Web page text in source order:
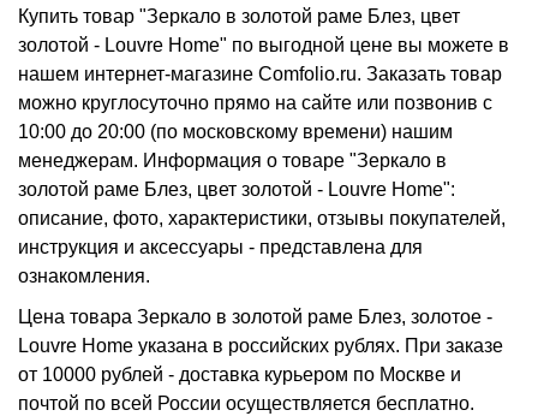
Купить товар "Зеркало в золотой раме Блез, цвет
золотой - Louvre Home" по выгодной цене вы можете в
нашем интернет-магазине Comfolio.ru. Заказать товар
можно круглосуточно прямо на сайте или позвонив с
10:00 до 20:00 (по московскому времени) нашим
менеджерам. Информация о товаре "Зеркало в
золотой раме Блез, цвет золотой - Louvre Home":
описание, фото, характеристики, отзывы покупателей,
инструкция и аксессуары - представлена для
ознакомления.
Цена товара Зеркало в золотой раме Блез, золотое -
Louvre Home указана в российских рублях. При заказе
от 10000 рублей - доставка курьером по Москве и
почтой по всей России осуществляется бесплатно.